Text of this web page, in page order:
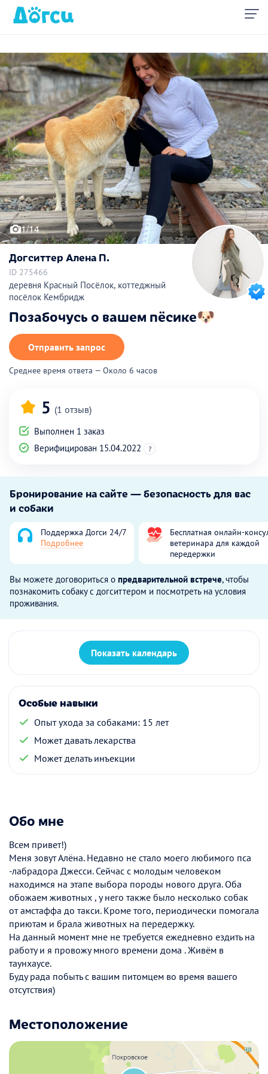
1/14
Догситтер Алена П.
ID 275466
деревня Красный Посёлок, коттеджный
посёлок Кембридж
Позабочусь о вашем пёсике🐶
Отправить запрос
Среднее время ответа — Около 6 часов
5 (1 отзыв)
Выполнен 1 заказ
Верифицирован 15.04.2022
?
Бронирование на сайте — безопасность для вас
и собаки
Поддержка Догси 24/7
Подробнее
Бесплатная онлайн-
ветеринара для каждой
передержки
Вы можете договориться о предварительной встрече, чтобы
познакомить собаку с догситтером и посмотреть на условия
проживания.
Показать календарь
Особые навыки
Опыт ухода за собаками: 15 лет
Может давать лекарства
Может делать инъекции
Обо мне
Всем привет!)
Меня зовут Алёна. Недавно не стало моего любимого пса
-лабрадора Джесси. Сейчас с молодым человеком
находимся на этапе выбора породы нового друга. Оба
обожаем животных , у него также было несколько собак
от амстаффа до такси. Кроме того, периодически помогала
приютам и брала животных на передержку.
На данный момент мне не требуется ежедневно ездить на
работу и я провожу много времени дома . Живём в
таунхаусе.
Буду рада побыть с вашим питомцем во время вашего
отсутствия)
Местоположение